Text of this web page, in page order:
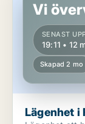
Vi
SENAST
19:11 • 12
Skapad 2 mo
Lägenhet i